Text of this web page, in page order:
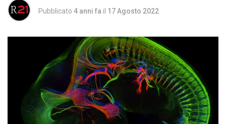
Pubblicato 4 anni fa il 17 Agosto 2022